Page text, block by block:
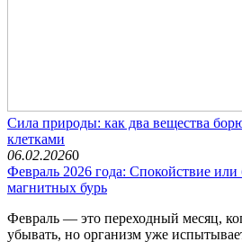
Сила природы: как два вещества
клетками
06.02.20260
Февраль 2026 года: Спокойствие или
магнитных бурь
Февраль — это переходный месяц,
убывать, но организм уже